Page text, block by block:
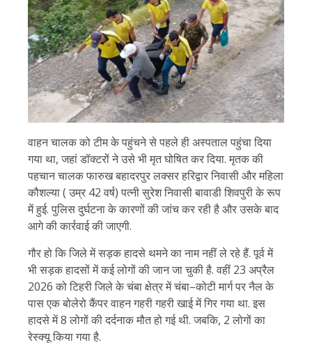
वाहन चालक को टीम के पहुंचने से पहले ही अस्पताल पहुंचा दिया
गया था, जहां डॉक्टरों ने उसे भी मृत घोषित कर दिया. मृतक की
पहचान चालक फारुख बहादरपुर लक्सर हरिद्वार निवासी और महिला
कौशल्या ( उम्र 42 वर्ष) पत्नी सुरेश निवासी बावाडी शिवपुरी के रूप
में हुई. पुलिस दुर्घटना के कारणों की जांच कर रही है और उसके बाद
आगे की कार्रवाई की जाएगी.
गौर हो कि जिले में सड़क हादसे थमने का नाम नहीं ले रहे हैं. पूर्व में
भी सड़क हादसों में कई लोगों की जान जा चुकी है. वहीं 23 अप्रैल
2026 को टिहरी जिले के चंबा क्षेत्र में चंबा–कोटी मार्ग पर नैल के
पास एक बोलेरो कैंपर वाहन गहरी गहरी खाई में गिर गया था. इस
हादसे में 8 लोगों की दर्दनाक मौत हो गई थी. जबकि, 2 लोगों का
रेस्क्यू किया गया है.